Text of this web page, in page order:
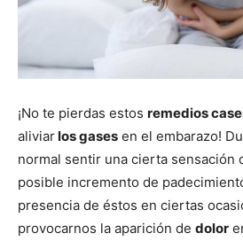
¡No te pierdas estos remedios
aliviarlos gases en el embarazo!
normal sentir una cierta sensación
posible incremento de
presencia de éstos en ciertas
provocarnos la aparición de dolor